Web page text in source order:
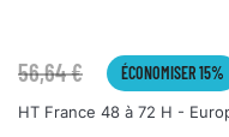
56,64 € ÉCONOMISER 15%
HT France 48 à 72 H -